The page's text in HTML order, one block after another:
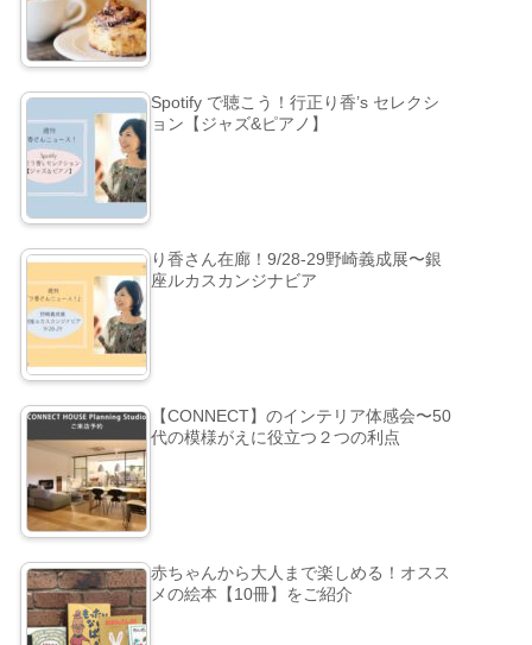
Spotify で聴こう！行正り香’s セレクシ
ョン【ジャズ&ピアノ】
り香さん在廊！9/28-29野崎義成展〜銀
座ルカスカンジナビア
【CONNECT】のインテリア体感会〜50
代の模様がえに役立つ２つの利点
赤ちゃんから大人まで楽しめる！オスス
メの絵本【10冊】をご紹介